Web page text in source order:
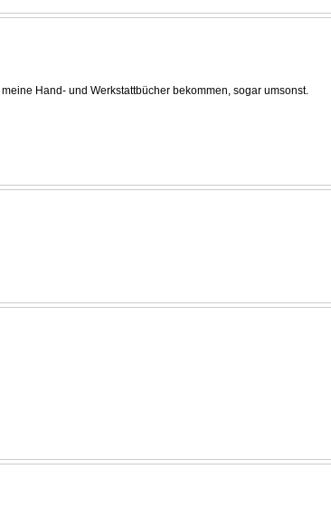
Hand- und Werkstattbücher bekommen, sogar umsonst.